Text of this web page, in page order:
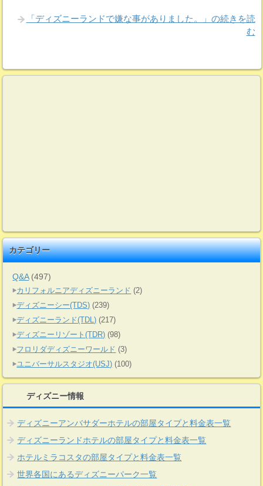
「ディズニーランドで嫌な事がありました。」の続きを読
む
カテゴリー
Q&A(497)
カリフォルニアディズニーランド (2)
ディズニーシー(TDS) (239)
ディズニーランド(TDL) (217)
ディズニーリゾート(TDR) (98)
フロリダディズニーワールド (3)
ユニバーサルスタジオ(USJ) (100)
ディズニー情報
ディズニーアンバサダーホテルの部屋タイプと料金表一覧
ディズニーランドホテルの部屋タイプと料金表一覧
ホテルミラコスタの部屋タイプと料金表一覧
世界各国にあるディズニーパーク一覧